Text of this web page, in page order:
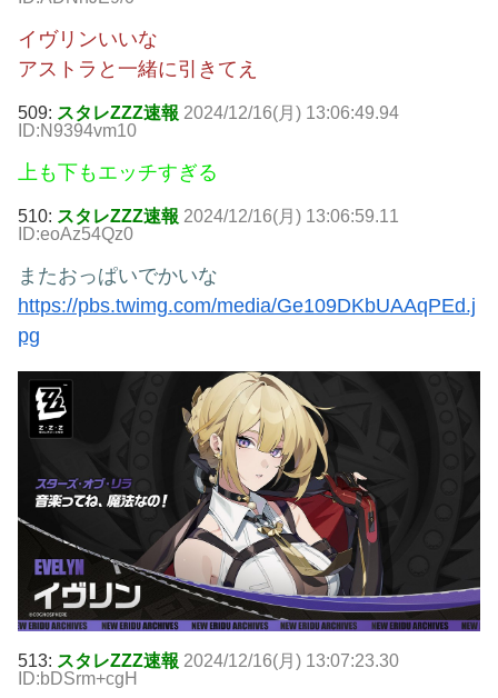
イヴリンいいな
アストラと一緒に引きてえ
509: スタレZZZ速報 2024/12/16(月) 13:06:49.94
ID:N9394vm10
上も下もエッチすぎる
510: スタレZZZ速報 2024/12/16(月) 13:06:59.11
ID:eoAz54Qz0
またおっぱいでかいな
https://pbs.twimg.com/media/Ge109DKbUAAqPEd.j
pg
513: スタレZZZ速報 2024/12/16(月) 13:07:23.30
ID:bDSrm+cgH